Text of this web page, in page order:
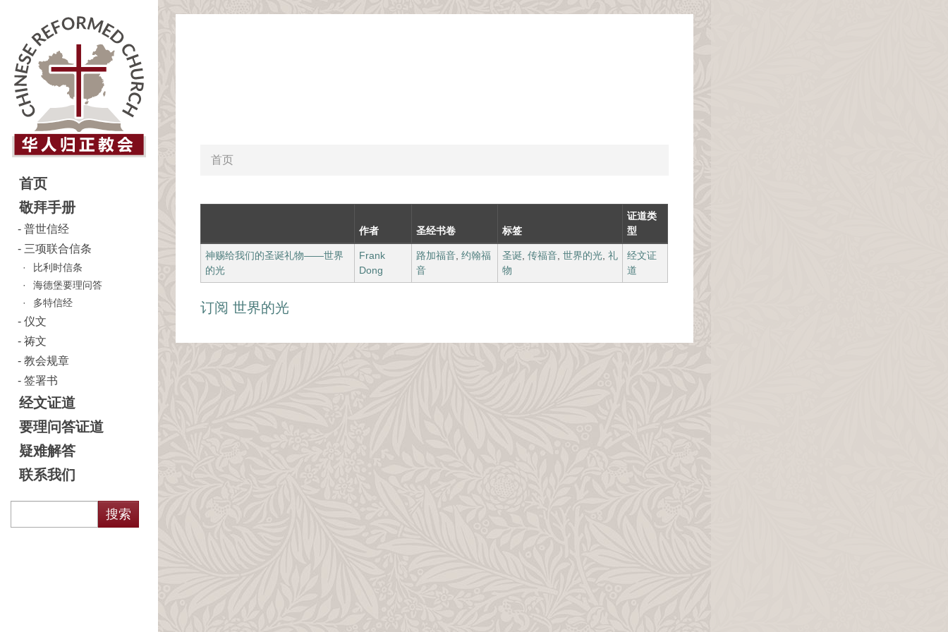
首页
敬拜手册
普世信经
三项联合信条
比利时信条
海德堡要理问答
多特信经
仪文
祷文
教会规章
签署书
经文证道
要理问答证道
疑难解答
联系我们
首页
作者 圣经书卷 标签
证道类
型
神赐给我们的圣诞礼物——世界
的光
Frank
Dong
路加福音 约翰福
音
圣诞 传福音 世界的光 礼
物
经文证
道
订阅 世界的光